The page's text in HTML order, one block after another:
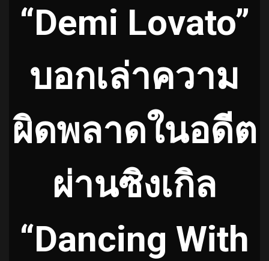
“Demi Lovato”
บอกเล่าความ
ผิดพลาดในอดีต
ผ่านซิงเกิล
“Dancing With